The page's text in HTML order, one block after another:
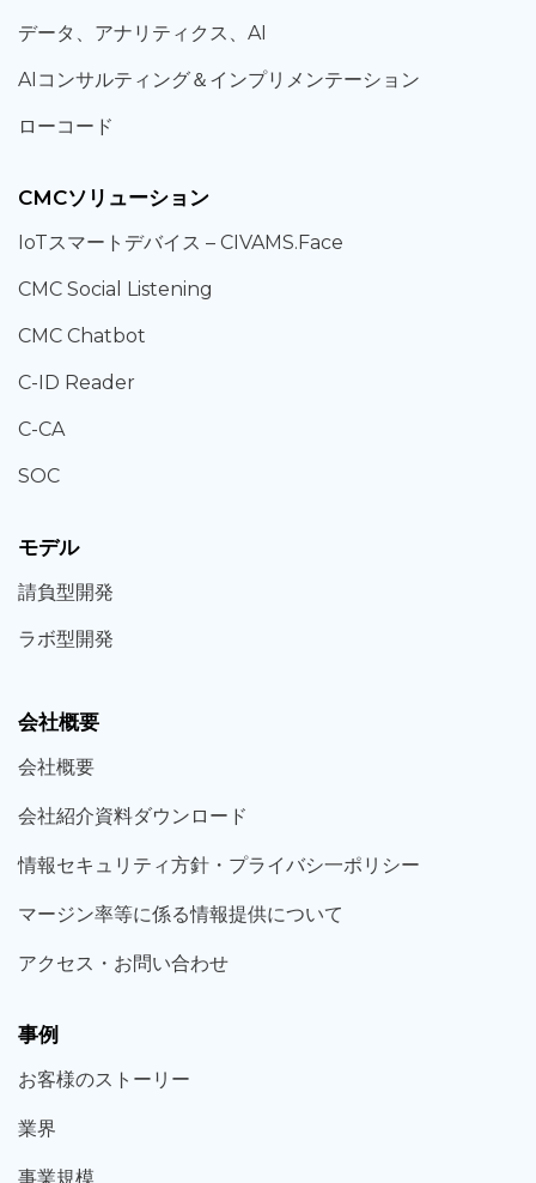
データ、 アナリティクス、 AI
AIコンサルティング＆ インプリメンテーション
ローコード
CMCソリューション
IoTスマートデバイス – CIVAMS.Face
CMC Social Listening
CMC Chatbot
C-ID Reader
C-CA
SOC
モデル
請負型開発
ラボ型開発
会社概要
会社概要
会社紹介資料ダウンロード
情報セキュリティ方針・プライバシ一ポリシー
マージン率等に係る情報提供について
アクセス・お問い合わせ
事例
お客様のストーリー
業界
事業規模